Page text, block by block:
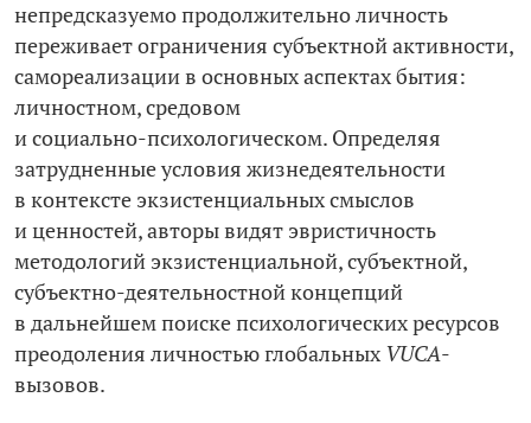
непредсказуемо продолжительно личность
переживает ограничения субъектной активности,
самореализации в основных аспектах бытия:
личностном, средовом
и социально-­психологическом. Определяя
затрудненные условия жизнедеятельности
в контексте экзистенциальных смыслов
и ценностей, авторы видят эвристичность
методологий экзистенциальной, субъектной,
субъектно-­деятельностной концепций
в дальнейшем поиске психологических ресурсов
преодоления личностью глобальных VUCA-
вызовов.